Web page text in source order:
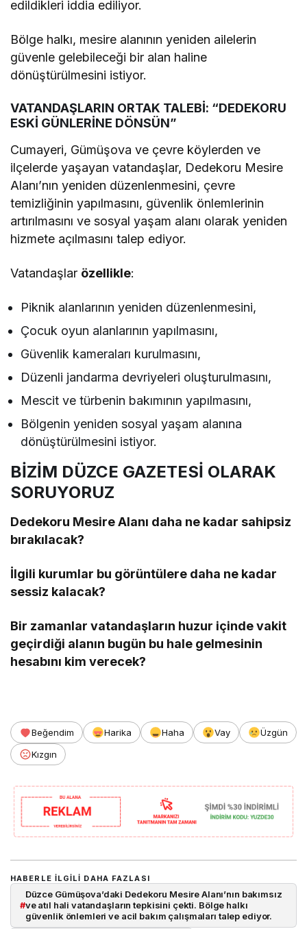
edildikleri iddia ediliyor.
Bölge halkı, mesire alanının yeniden ailelerin
güvenle gelebileceği bir alan haline
dönüştürülmesini istiyor.
VATANDAŞLARIN ORTAK TALEBİ: “DEDEKORU
ESKİ GÜNLERİNE DÖNSÜN”
Cumayeri, Gümüşova ve çevre köylerden ve
ilçelerde yaşayan vatandaşlar, Dedekoru Mesire
Alanı’nın yeniden düzenlenmesini, çevre
temizliğinin yapılmasını, güvenlik önlemlerinin
artırılmasını ve sosyal yaşam alanı olarak yeniden
hizmete açılmasını talep ediyor.
Vatandaşlar özellikle:
Piknik alanlarının yeniden düzenlenmesini,
Çocuk oyun alanlarının yapılmasını,
Güvenlik kameraları kurulmasını,
Düzenli jandarma devriyeleri oluşturulmasını,
Mescit ve türbenin bakımının yapılmasını,
Bölgenin yeniden sosyal yaşam alanına
dönüştürülmesini istiyor.
BİZİM DÜZCE GAZETESİ OLARAK
SORUYORUZ
Dedekoru Mesire Alanı daha ne kadar sahipsiz
bırakılacak?
İlgili kurumlar bu görüntülere daha ne kadar
sessiz kalacak?
Bir zamanlar vatandaşların huzur içinde vakit
geçirdiği alanın bugün bu hale gelmesinin
hesabını kim verecek?
Beğendim Harika Haha Vay
Üzgün
Kızgın
HABERLE ILGILI DAHA FAZLASI
#
Düzce Gümüşova’daki Dedekoru Mesire Alanı’nın bakımsız
ve atıl hali vatandaşların tepkisini çekti. Bölge halkı
güvenlik önlemleri ve acil bakım çalışmaları talep ediyor.